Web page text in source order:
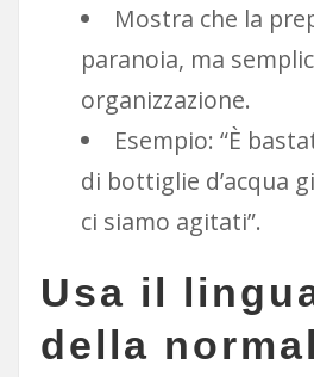
Mostra che la
paranoia, ma
organizzazione.
Esempio: “È
di bottiglie d’acqua
ci siamo agitati”.
Usa il
della